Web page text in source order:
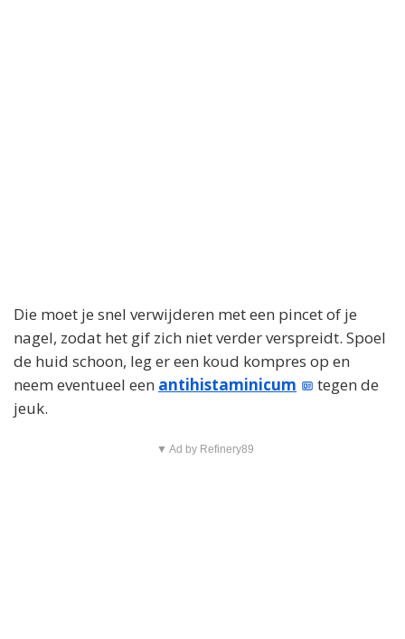
Die moet je snel verwijderen met een pincet of je
nagel, zodat het gif zich niet verder verspreidt. Spoel
de huid schoon, leg er een koud kompres op en
neem eventueel een antihistaminicum
tegen de
jeuk.
▼ Ad by Refinery89